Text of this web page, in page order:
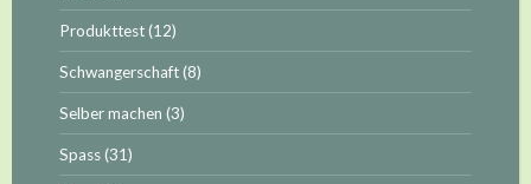
Produkttest(12)
Schwangerschaft(8)
Selber machen (3)
Spass(31)